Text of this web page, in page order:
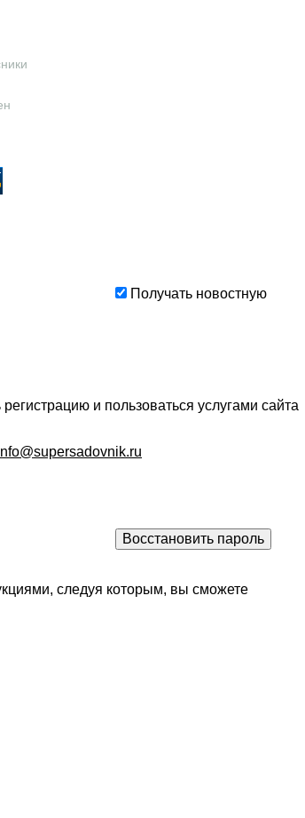
Получать новостную
и пользоваться услугами сайта
следуя которым, вы сможете